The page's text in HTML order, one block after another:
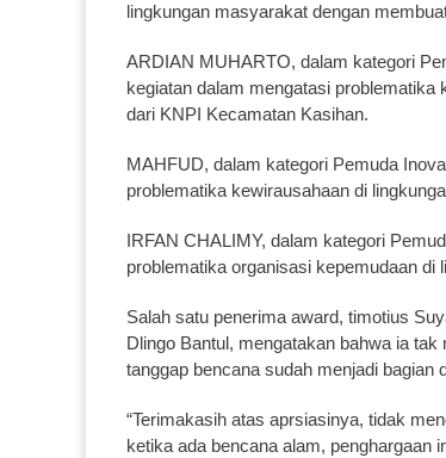
lingkungan masyarakat dengan
ARDIAN MUHARTO, dalam kategori
kegiatan dalam mengatasi
dari KNPI Kecamatan Kasihan.
MAHFUD, dalam kategori Pemuda
problematika kewirausahaan di
IRFAN CHALIMY, dalam kategori
problematika organisasi kepemudaan di
Salah satu penerima award, timotius
Dlingo Bantul, mengatakan bahwa ia
tanggap bencana sudah menjadi bagian
“Terimakasih atas aprsiasinya, tidak
ketika ada bencana alam, penghargaan